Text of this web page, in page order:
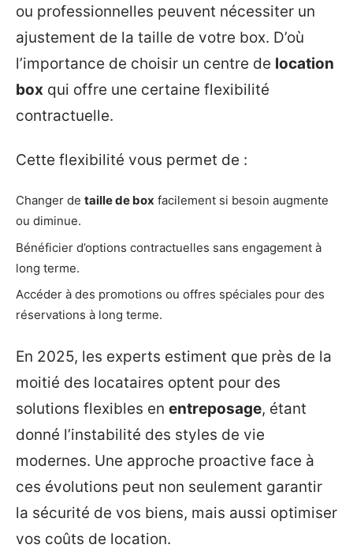
ou professionnelles peuvent nécessiter un
ajustement de la taille de votre box. D’où
l’importance de choisir un centre de location
box qui offre une certaine flexibilité
contractuelle.
Cette flexibilité vous permet de :
Changer de taille de box facilement si besoin augmente
ou diminue.
Bénéficier d’options contractuelles sans engagement à
long terme.
Accéder à des promotions ou offres spéciales pour des
réservations à long terme.
En 2025, les experts estiment que près de la
moitié des locataires optent pour des
solutions flexibles en entreposage, étant
donné l’instabilité des styles de vie
modernes. Une approche proactive face à
ces évolutions peut non seulement garantir
la sécurité de vos biens, mais aussi optimiser
vos coûts de location.